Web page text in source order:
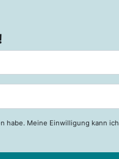
habe. Meine Einwilligung kann ich